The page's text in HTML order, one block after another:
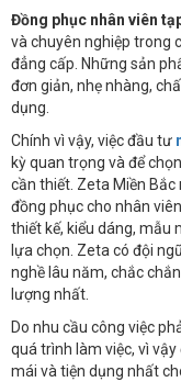
Đồng phục nhân viên
và chuyên nghiệp trong
đẳng cấp. Những sản
đơn giản, nhẹ nhàng,
dụng.
Chính vì vậy, việc đầu tư
kỳ quan trọng và để
cần thiết. Zeta Miền
đồng phục cho nhân
thiết kế, kiểu dáng, mẫu
lựa chọn. Zeta có đội
nghề lâu năm, chắc
lượng nhất.
Do nhu cầu công việc
quá trình làm việc, vì
mái và tiện dụng nhất